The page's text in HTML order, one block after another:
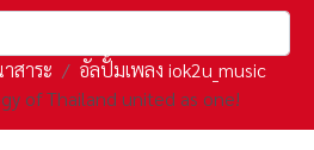
สาระ
อัลปั้มเพลง iok2u_music
of Thailand united as one!